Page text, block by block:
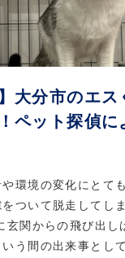
大分市のエ
ペット探偵に
環境の変化にとて
をついて脱走してし
玄関からの飛び出し
いう間の出来事とし